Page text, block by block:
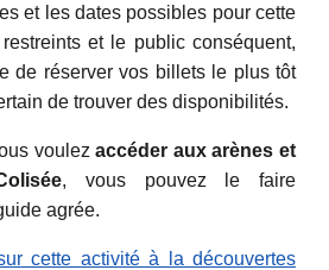
et les dates possibles pour cette
et le public conséquent,
de réserver vos billets le plus tôt
de trouver des disponibilités.
voulezaccéder aux arènes et
, vous pouvez le faire
agrée.
cette activité à la découvertes